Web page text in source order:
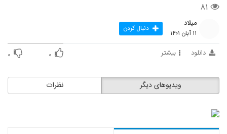
۸۱
میلاد
۱۱ آبان ۱۴۰۱ دنبال کردن
دانلود بیشتر ۰ ۰
نظرات ویدیوهای دیگر